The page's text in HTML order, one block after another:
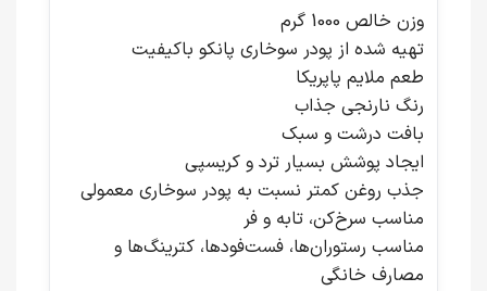
وزن خالص 1000 گرم
تهیه شده از پودر سوخاری پانکو باکیفیت
طعم ملایم پاپریکا
رنگ نارنجی جذاب
بافت درشت و سبک
ایجاد پوشش بسیار ترد و کریسپی
جذب روغن کمتر نسبت به پودر سوخاری معمولی
مناسب سرخ‌کن، تابه و فر
مناسب رستوران‌ها، فست‌فودها، کترینگ‌ها و
مصارف خانگی